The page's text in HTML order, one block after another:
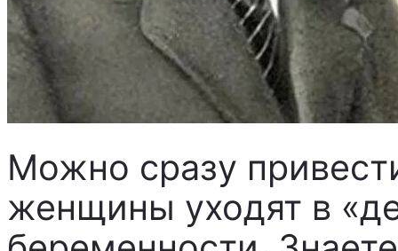
Можно сразу
женщины уходят в